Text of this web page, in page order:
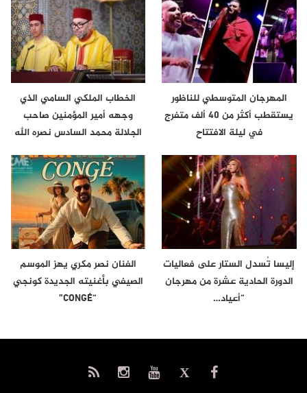
المهرجان المتوسطي للناظور
يستقطب أكثر من 40 ألف متفرج
في ليلة الافتتاح
الخطاب الملكي السامي الذي
وجهه أمير المؤمنين صاحب
الجلالة محمد السادس نصره الله
إليسا تُسدل الستار على فعاليات
الدورة الحادية عشرة من مهرجان
“أعياد…
الفنان نصر مكري يهز الموسم
الصيفي بأغنيته الجديدة كونجي
“CONGÉ”